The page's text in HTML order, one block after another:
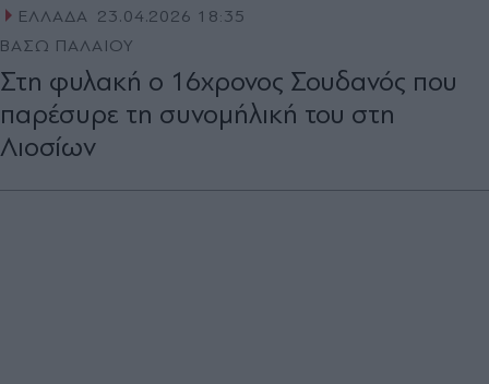
ΕΛΛΑΔΑ 23.04.2026 18:35
ΒΑΣΩ ΠΑΛΑΙΟΥ
Στη φυλακή ο 16χρονος Σουδανός που
παρέσυρε τη συνομήλική του στη
Λιοσίων